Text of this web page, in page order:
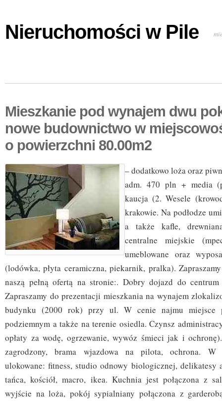
Nieruchomości w Pile
Mieszkanie pod wynajem dwu
nowe budownictwo w
o powierzchni 80.00m2
– dodatkowo loża oraz
adm. 470 pln + media
kaucja (2. Wesele
krakowie. Na podłodze
a także kafle,
centralne miejskie
umeblowane oraz
(lodówka, płyta ceramiczna, piekarnik, pralka).
naszą pełną ofertą na stronie:. Dobry dojazd do
Zapraszamy do prezentacji mieszkania na wynajem
budynku (2000 rok) przy ul. W cenie najmu miejsce
podziemnym a także na terenie osiedla. Czynsz
opłaty za wodę, ogrzewanie, wywóz śmieci jak i
zagrodzony, brama wjazdowa na pilota, ochrona. W
ulokowane: fitness, studio odnowy biologicznej, delikatesy
tańca, kościół, macro, ikea. Kuchnia jest połączona z
wyjście na loża, pokój sypialniany połączona z